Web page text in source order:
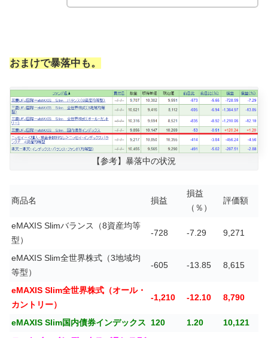
おまけで暴落中も。
【参考】暴落中の状況
商品名 損益
損益
（％）
評価額
eMAXIS Slimバランス（8資産均等
型）
-728 -7.29 9,271
eMAXIS Slim全世界株式（3地域均
等型）
-605 -13.85 8,615
eMAXIS Slim全世界株式（オール・
カントリー）
-1,210 -12.10 8,790
eMAXIS Slim国内債券インデックス 120 1.20
10,121